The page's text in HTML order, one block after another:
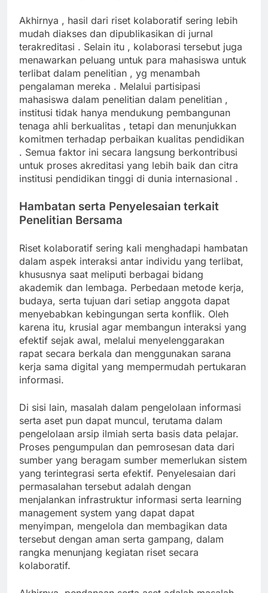
Akhirnya , hasil dari riset kolaboratif sering lebih
mudah diakses dan dipublikasikan di jurnal
terakreditasi . Selain itu , kolaborasi tersebut juga
menawarkan peluang untuk para mahasiswa untuk
terlibat dalam penelitian , yg menambah
pengalaman mereka . Melalui partisipasi
mahasiswa dalam penelitian dalam penelitian ,
institusi tidak hanya mendukung pembangunan
tenaga ahli berkualitas , tetapi dan menunjukkan
komitmen terhadap perbaikan kualitas pendidikan
. Semua faktor ini secara langsung berkontribusi
untuk proses akreditasi yang lebih baik dan citra
institusi pendidikan tinggi di dunia internasional .
Hambatan serta Penyelesaian terkait
Penelitian Bersama
Riset kolaboratif sering kali menghadapi hambatan
dalam aspek interaksi antar individu yang terlibat,
khususnya saat meliputi berbagai bidang
akademik dan lembaga. Perbedaan metode kerja,
budaya, serta tujuan dari setiap anggota dapat
menyebabkan kebingungan serta konflik. Oleh
karena itu, krusial agar membangun interaksi yang
efektif sejak awal, melalui menyelenggarakan
rapat secara berkala dan menggunakan sarana
kerja sama digital yang mempermudah pertukaran
informasi.
Di sisi lain, masalah dalam pengelolaan informasi
serta aset pun dapat muncul, terutama dalam
pengelolaan arsip ilmiah serta basis data pelajar.
Proses pengumpulan dan pemrosesan data dari
sumber yang beragam sumber memerlukan sistem
yang terintegrasi serta efektif. Penyelesaian dari
permasalahan tersebut adalah dengan
menjalankan infrastruktur informasi serta learning
management system yang dapat dapat
menyimpan, mengelola dan membagikan data
tersebut dengan aman serta gampang, dalam
rangka menunjang kegiatan riset secara
kolaboratif.